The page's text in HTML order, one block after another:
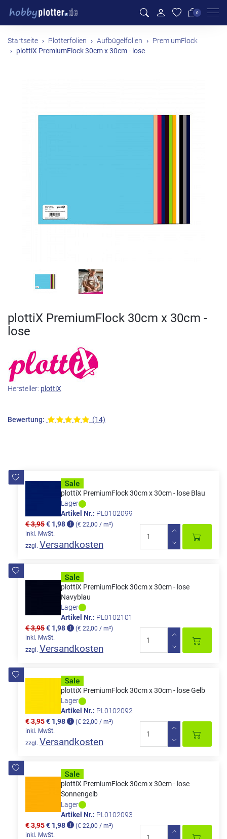
0
Startseite Plotterfolien Aufbügelfolien PremiumFlock
plottiX PremiumFlock 30cm x 30cm - lose
plottiX PremiumFlock 30cm x 30cm -
lose
Hersteller: plottiX
Bewertung: (14)
plottiX PremiumFlock 30cm x 30cm - lose Blau
Lager
Artikel Nr.: PL0102099
€ 3,95€ 1,98
(€ 22,00 / m²)
inkl. MwSt.
zzgl. Versandkosten
plottiX PremiumFlock 30cm x 30cm - lose
Navyblau
Lager
Artikel Nr.: PL0102101
€ 3,95€ 1,98
(€ 22,00 / m²)
inkl. MwSt.
zzgl. Versandkosten
plottiX PremiumFlock 30cm x 30cm - lose Gelb
Lager
Artikel Nr.: PL0102092
€ 3,95€ 1,98
(€ 22,00 / m²)
inkl. MwSt.
zzgl. Versandkosten
plottiX PremiumFlock 30cm x 30cm - lose
Sonnengelb
Lager
Artikel Nr.: PL0102093
€ 3,95€ 1,98
(€ 22,00 / m²)
inkl. MwSt.